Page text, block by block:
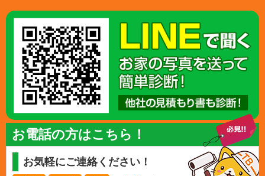
お電話の方はこちら！
お気軽にご連絡ください！